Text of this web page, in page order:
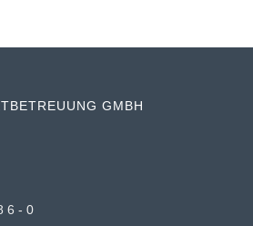
GMBH
6 - 0